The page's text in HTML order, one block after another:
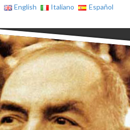
English Italiano
Español